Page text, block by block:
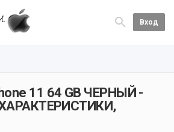
Вход
11 64 GB ЧЕРНЫЙ -